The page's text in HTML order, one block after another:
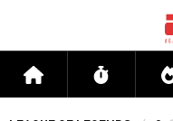
Accueil Flux